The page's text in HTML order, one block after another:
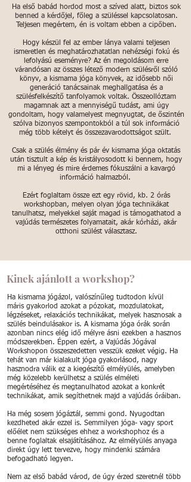
Ha első babád hordod most a szíved alatt, biztos sok
benned a kérdőjel, főleg a szüléssel kapcsolatosan.
Teljesen megértem, én is voltam ebben a cipőben.
Hogy készül fel az ember lánya valami teljesen
ismeretlen és meghatározhatatlan nehézségi fokú és
lefolyású eseményre? Az én megoldásom erre
várandósan az összes létező modern szülésről szóló
könyv, a kismama jóga könyvek, az idősebb női
generáció tanácsainak meghallgatása és a
szülésfelkészítő tanfolyamok voltak. Összeollóztam
magamnak azt a mennyiségű tudást, ami úgy
gondoltam, hogy valamelyest megnyugtat, de őszintén
szólva bizonyos szempontokból a túl sok információ
még több kételyt és összezavarodottságot szült.
Csak a szülés élmény és pár év kismama jóga oktatás
után tisztult a kép és kristályosodott ki bennem, hogy
mi a lényeg és mire érdemes fókuszálni a kavargó
információ halmazból.
Ezért foglaltam össze ezt egy rövid, kb. 2 órás
workshopban, melyen olyan jóga technikákat
tanulhatsz, melyekkel saját magad is támogathatod a
vajúdás természetes folyamatait, akár kórházi, akár
otthoni szülést választasz.
Kinek ajánlott a workshop?
Ha kismama jógázol, valószínűleg tudtodon kívül
máris gyakorlod azokat a pózokat, mozdulatokat,
légzéseket, relaxációs technikákat, melyek hasznosak a
szülés beindulásakor is. A kismama jóga órák során
azonban nincs elég idő mélyre ásni ezekben a hasznos
módszerekben. Éppen ezért, a Vajúdás Jógával
Workshopon összeszedetten vesszük ezeket végig. Ha
tehát van már kialakult jóga gyakorlásod, nagy
hasznodra válik ez a kiegészítő elmélyülés, amelyben
még közelebb kerülhetsz a szülés elméleti
megértéséhez és megtanulhatod azokat a konkrét
technikákat, amik segíthetnek majd a vajúdás óráiban.
Ha még sosem jógáztál, semmi gond. Nyugodtan
kezdheted akár ezzel is. Semmilyen jóga- vagy sport
előélet nem szükséges ehhez a workshophoz és a
benne foglaltak elsajátításához. Az elmélyülés anyaga
direkt úgy lett tervezve, hogy mindenki számára
befogadható legyen.
Nem az első babád várod, de úgy érzed szeretnél több